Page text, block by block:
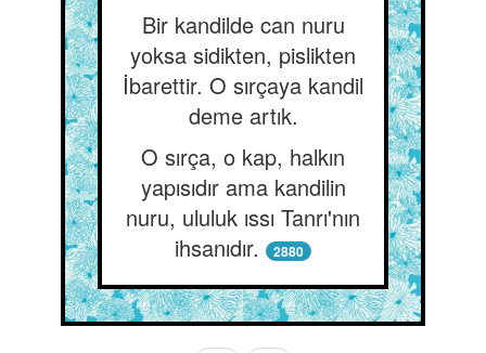
Bir kandilde can nuru
yoksa sidikten, pislikten
İbarettir. O sırçaya kandil
deme artık.
O sırça, o kap, halkın
yapısıdır ama kandilin
nuru, ululuk ıssı Tanrı'nın
ihsanıdır.
2880